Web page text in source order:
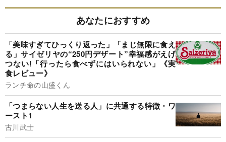
あなたにおすすめ
「美味すぎてひっくり返った」「まじ無限に食え
る」サイゼリヤの“250円デザート”幸福感がえげ
つない!「行ったら食べずにはいられない」《実
食レビュー》
ランチ命の山盛くん
「つまらない人生を送る人」に共通する特徴・ワ
ースト1
古川武士